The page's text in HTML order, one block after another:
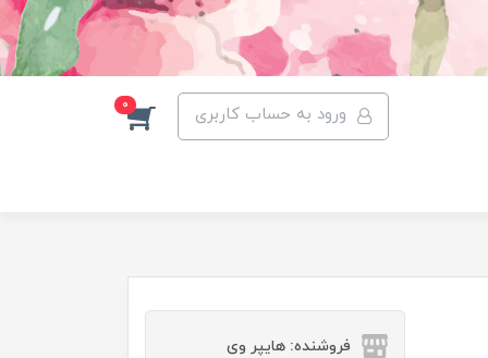
ورود به حساب کاربری 0
فروشنده: هایپر وی